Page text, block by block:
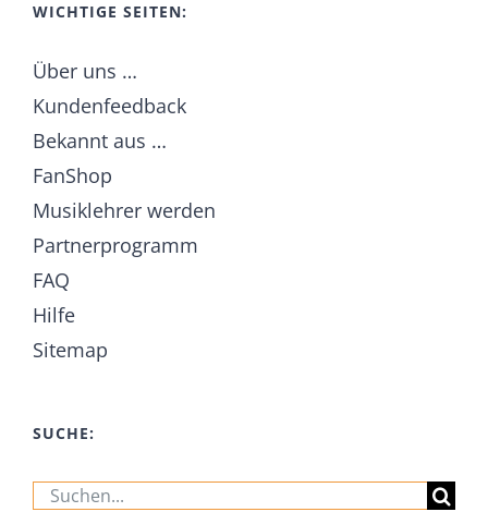
WICHTIGE SEITEN:
Über uns …
Kundenfeedback
Bekannt aus …
FanShop
Musiklehrer werden
Partnerprogramm
FAQ
Hilfe
Sitemap
SUCHE:
Suche